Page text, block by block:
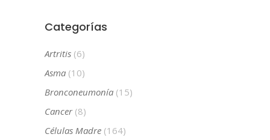
Categorías
Artritis (6)
Asma (10)
Bronconeumonía (15)
Cancer(8)
Células Madre (164)